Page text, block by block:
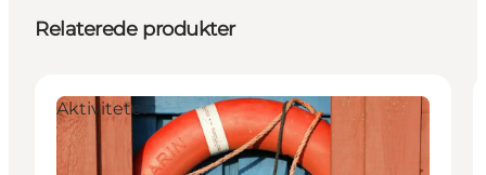
Relaterede produkter
Aktiviteter